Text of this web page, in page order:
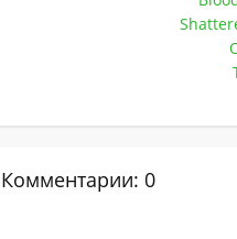
Комментарии: 0